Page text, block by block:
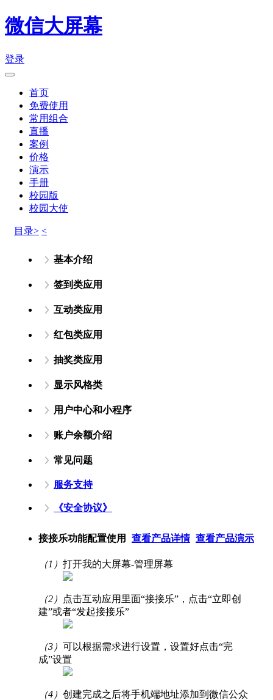
微信大屏幕
登录
首页
免费使用
常用组合
直播
案例
价格
演示
手册
校园版
校园大使
目录> <
基本介绍
签到类应用
互动类应用
红包类应用
抽奖类应用
显示风格类
用户中心和小程序
账户余额介绍
常见问题
服务支持
《安全协议》
接接乐功能配置使用 查看产品详情 查看产品演示
（1） 打开我的大屏幕-管理屏幕
（2）
点击互动应用里面“接接乐”，点击“立即创
建”或者“发起接接乐”
（3） 可以根据需求进行设置，设置好点击“完
成”设置
（4） 创建完成之后将手机端地址添加到微信公众